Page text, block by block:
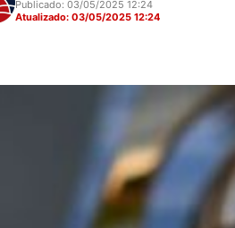
Publicado: 03/05/2025 12:24
Atualizado: 03/05/2025 12:24